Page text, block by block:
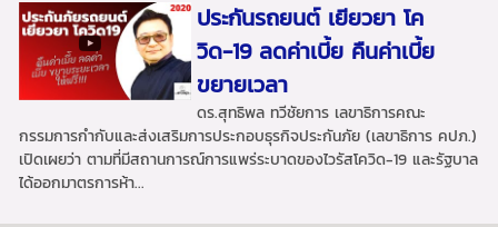
ประกันรถยนต์ เยียวยา โค
วิด-19 ลดค่าเบี้ย คืนค่าเบี้ย
ขยายเวลา
ดร.สุทธิพล ทวีชัยการ เลขาธิการคณะ
กรรมการกำกับและส่งเสริมการประกอบธุรกิจประกันภัย (เลขาธิการ คปภ.)
เปิดเผยว่า ตามที่มีสถานการณ์การแพร่ระบาดของไวรัสโควิด-19 และรัฐบาล
ได้ออกมาตรการห้า...